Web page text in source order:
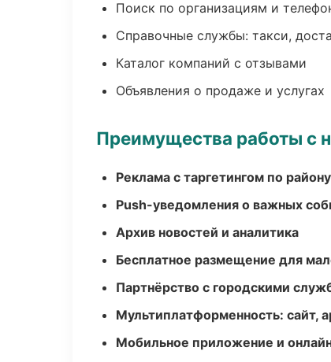
Поиск по организациям и
Справочные службы: такси,
Каталог компаний с отзывами
Объявления о продаже и услугах
Преимущества работы с
Реклама с таргетингом по району
Push-уведомления о важных
Архив новостей и аналитика
Бесплатное размещение для
Партнёрство с городскими
Мультиплатформенность: сайт,
Мобильное приложение и